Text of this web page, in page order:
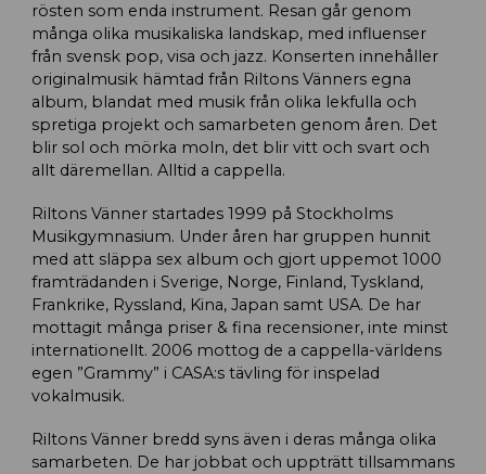
rösten som enda instrument. Resan går genom
många olika musikaliska landskap, med influenser
från svensk pop, visa och jazz. Konserten innehåller
originalmusik hämtad från Riltons Vänners egna
album, blandat med musik från olika lekfulla och
spretiga projekt och samarbeten genom åren. Det
blir sol och mörka moln, det blir vitt och svart och
allt däremellan. Alltid a cappella.
Riltons Vänner startades 1999 på Stockholms
Musikgymnasium. Under åren har gruppen hunnit
med att släppa sex album och gjort uppemot 1000
framträdanden i Sverige, Norge, Finland, Tyskland,
Frankrike, Ryssland, Kina, Japan samt USA. De har
mottagit många priser & fina recensioner, inte minst
internationellt. 2006 mottog de a cappella-världens
egen ”Grammy” i CASA:s tävling för inspelad
vokalmusik.
Riltons Vänner bredd syns även i deras många olika
samarbeten. De har jobbat och uppträtt tillsammans